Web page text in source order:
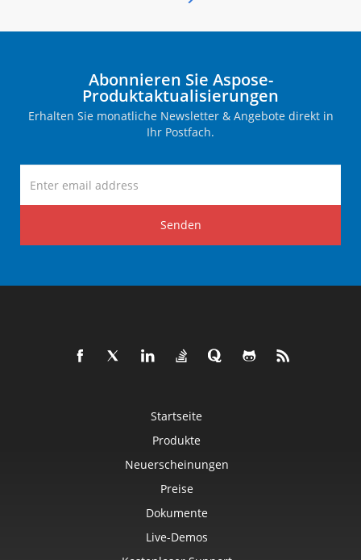
Abonnieren Sie Aspose-
Produktaktualisierungen
Erhalten Sie monatliche Newsletter & Angebote direkt in
Ihr Postfach.
Senden
Startseite
Produkte
Neuerscheinungen
Preise
Dokumente
Live-Demos